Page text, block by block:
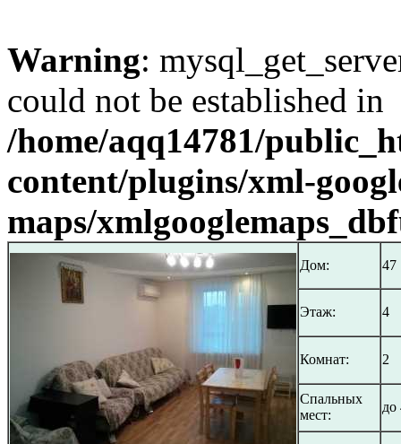
Warning:
could not be established in
/home/aqq14781/
content/plugins/xml-
maps/
Дом: 47
Этаж: 4
Комнат: 2
Спальных
мест:
до